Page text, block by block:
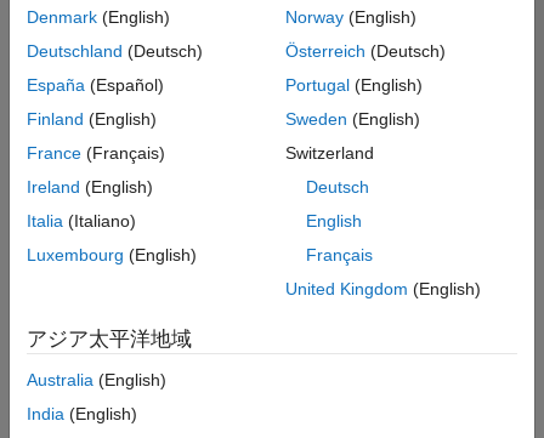
Denmark (English)
Deutschland (Deutsch)
España (Español)
Finland (English)
France (Français)
Ireland (English)
Italia (Italiano)
Luxembourg (English)
Norway(English)
Österreich (Deutsch)
Portugal(English)
Sweden (English)
Switzerland
Deutsch
English
Français
United Kingdom (English)
アジア太平洋地域
Australia (English)
India (English)
違法コピー防止
アプリケーション ステータス
© 1994-2026 The MathWorks, Inc.